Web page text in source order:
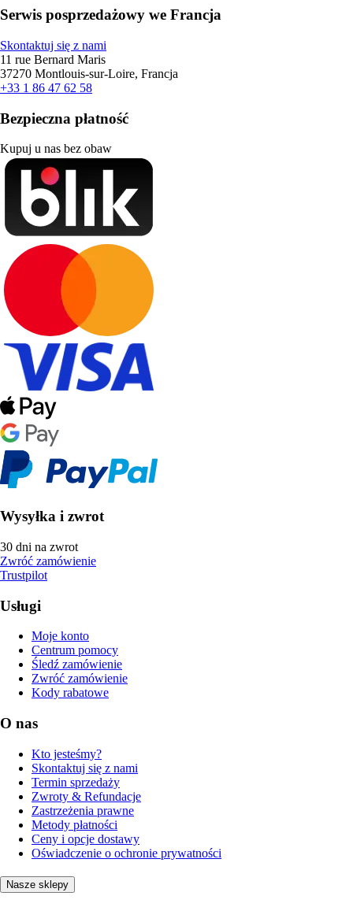
Serwis posprzedażowy we Francja
Skontaktuj się z nami
11 rue Bernard Maris
37270 Montlouis-sur-Loire, Francja
+33 1 86 47 62 58
Bezpieczna płatność
Kupuj u nas bez obaw
Wysyłka i zwrot
30 dni na zwrot
Zwróć zamówienie
Trustpilot
Usługi
Moje konto
Centrum pomocy
Śledź zamówienie
Zwróć zamówienie
Kody rabatowe
O nas
Kto jesteśmy?
Skontaktuj się z nami
Termin sprzedaży
Zwroty & Refundacje
Zastrzeżenia prawne
Metody płatności
Ceny i opcje dostawy
Oświadczenie o ochronie prywatności
Nasze sklepy